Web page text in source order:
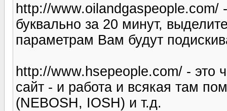
http://
буквально за 20 минут,
параметрам Вам будут
http://www.hsepeople.com/ - это
сайт - и работа и всякая там
(NEBOSH, IOSH) и т.д.